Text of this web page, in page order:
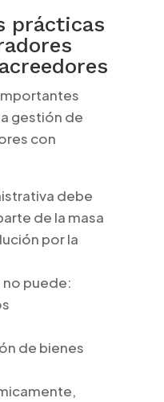
prácticas
gestión de
con
debe
de la masa
por la
no puede:
de bienes